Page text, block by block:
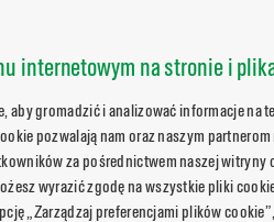
internetowym na stronie i
aby gromadzić i analizować informacje na
pozwalają nam oraz naszym
za pośrednictwem naszej
wyrazić zgodę na wszystkie pliki
„Zarządzaj preferencjami plików